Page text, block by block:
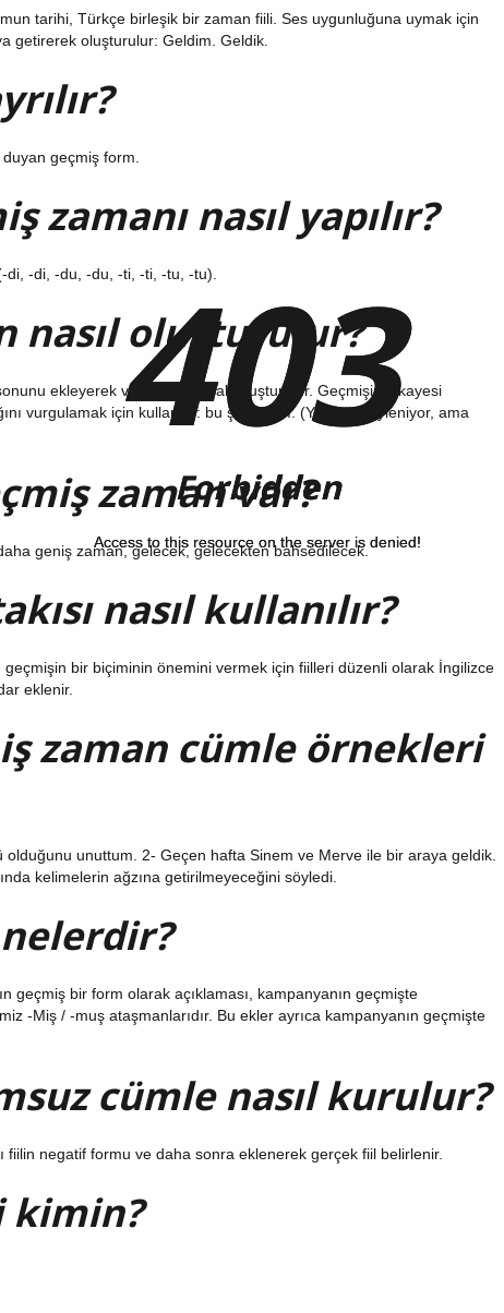
tarihi, Türkçe birleşik bir zaman fiili. Ses uygunluğuna uymak için
getirerek oluşturulur: Geldim. Geldik.
geçmiş form.
zamanı nasıl yapılır?
di, -di, -du, -du, -ti, -ti, -tu, -tu).
nasıl oluşturulur?
ekleyerek ve tekrarlayarak oluşturulur. Geçmişin hikayesi
vurgulamak için kullanılır: bu şiiri yazdı. (Yazdığı söyleniyor, ama
zaman var?
geniş zaman, gelecek, gelecekten bahsedilecek.
nasıl kullanılır?
geçmişin bir biçiminin önemini vermek için fiilleri düzenli olarak İngilizce
eklenir.
zaman cümle örnekleri
unuttum. 2- Geçen hafta Sinem ve Merve ile bir araya geldik.
kelimelerin ağzına getirilmeyeceğini söyledi.
geçmiş bir form olarak açıklaması, kampanyanın geçmişte
-Miş / -muş ataşmanlarıdır. Bu ekler ayrıca kampanyanın geçmişte
cümle nasıl kurulur?
negatif formu ve daha sonra eklenerek gerçek fiil belirlenir.
kimin?
403
Forbidden
Access to this resource on the server is denied!
403
Forbidden
Access to this resource on the server is denied!